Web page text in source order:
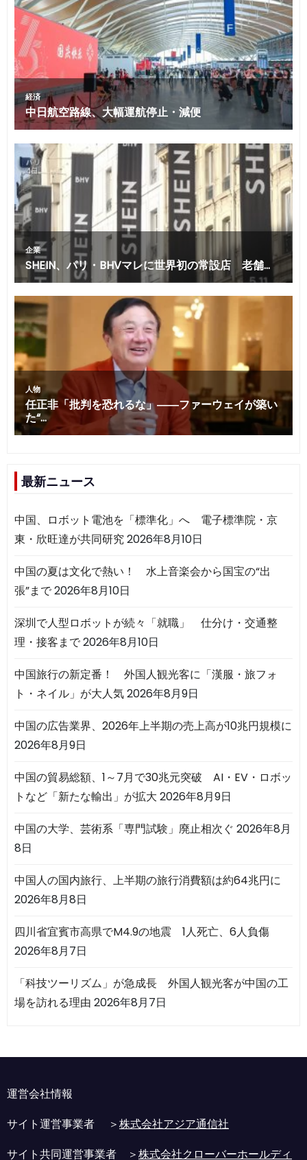
最新ニュース
中国、ロボット電池を「標準化」へ 電子標準院・京
東・欣旺達が共同研究2026年8月10日
中国の夏は文化で熱い！ 水上音楽会から国宝の“出
張”まで2026年8月10日
深圳で人型ロボットが続々「就職」 仕分け・交通整
理・接客まで2026年8月10日
中国旅行の新定番！ 外国人観光客に「漢服・旅フォ
ト・ネイル」が大人気2026年8月9日
中国の広告業界、2026年上半期の売上高が10兆円規模に
2026年8月9日
中国の貿易総額、1～7月で30兆元突破 AI・EV・ロボッ
トなど「新たな輸出」が拡大 2026年8月9日
中国の大学、芸術系「専門試験」廃止相次ぐ 2026年8月
8日
中国人の国内旅行、上半期の旅行消費額は約64兆円に
2026年8月8日
四川省宜賓市高県でM4.9の地震 1人死亡、6人負傷
2026年8月7日
「科技ツーリズム」が急成長 外国人観光客が中国の工
場を訪れる理由 2026年8月7日
運営会社情報
サイト運営事業者 ＞株式会社アジア通信社
サイト共同運営事業者 ＞株式会社クローバーホールディ